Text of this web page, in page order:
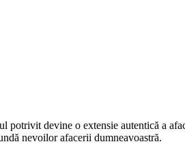
devine o extensie autentică a
nevoilor afacerii dumneavoastră.